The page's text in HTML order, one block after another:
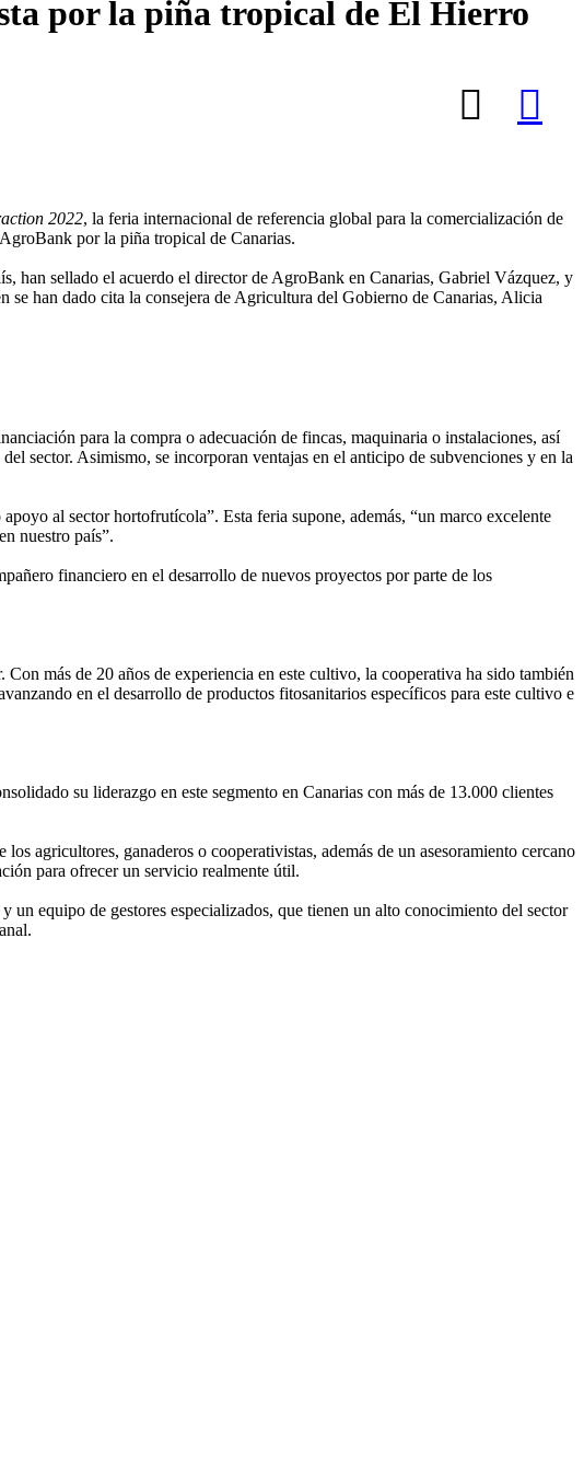
por la piña tropical de El Hierro
2022, la feria internacional de referencia global para la comercialización de
por la piña tropical de Canarias.
han sellado el acuerdo el director de AgroBank en Canarias, Gabriel Vázquez, y
han dado cita la consejera de Agricultura del Gobierno de Canarias, Alicia
para la compra o adecuación de fincas, maquinaria o instalaciones, así
sector. Asimismo, se incorporan ventajas en el anticipo de subvenciones y en la
apoyo al sector hortofrutícola”. Esta feria supone, además, “un marco excelente
nuestro país”.
financiero en el desarrollo de nuevos proyectos por parte de los
más de 20 años de experiencia en este cultivo, la cooperativa ha sido también
en el desarrollo de productos fitosanitarios específicos para este cultivo e
su liderazgo en este segmento en Canarias con más de 13.000 clientes
agricultores, ganaderos o cooperativistas, además de un asesoramiento cercano
para ofrecer un servicio realmente útil.
un equipo de gestores especializados, que tienen un alto conocimiento del sector